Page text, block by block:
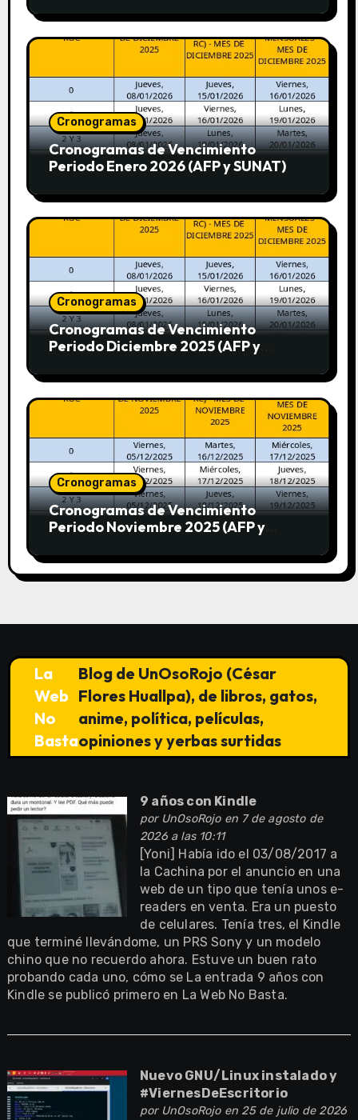
Cronogramas
Cronogramas de Vencimiento
Periodo Enero 2026 (AFP y SUNAT)
Cronogramas
Cronogramas de Vencimiento
Periodo Diciembre 2025 (AFP y
Cronogramas
Cronogramas de Vencimiento
Periodo Noviembre 2025 (AFP y
La
Web
No
Basta
Blog de UnOsoRojo (César
Flores Huallpa), de libros, gatos,
anime, política, películas,
opiniones y yerbas surtidas
9 años con Kindle
por UnOsoRojoen 7 de agosto de
2026 a las 10:11
[Yoni] Había ido el 03/08/2017 a
la Cachina por el anuncio en una
web de un tipo que tenía unos e-
readers en venta. Era un puesto
de celulares. Tenía tres, el Kindle
que terminé llevándome, un PRS Sony y un modelo
chino que no recuerdo ahora. Estuve un buen rato
probando cada uno, cómo se La entrada 9 años con
Kindle se publicó primero en La Web No Basta.
Nuevo GNU/Linux instalado y
#ViernesDeEscritorio
por UnOsoRojoen 25 de julio de 2026